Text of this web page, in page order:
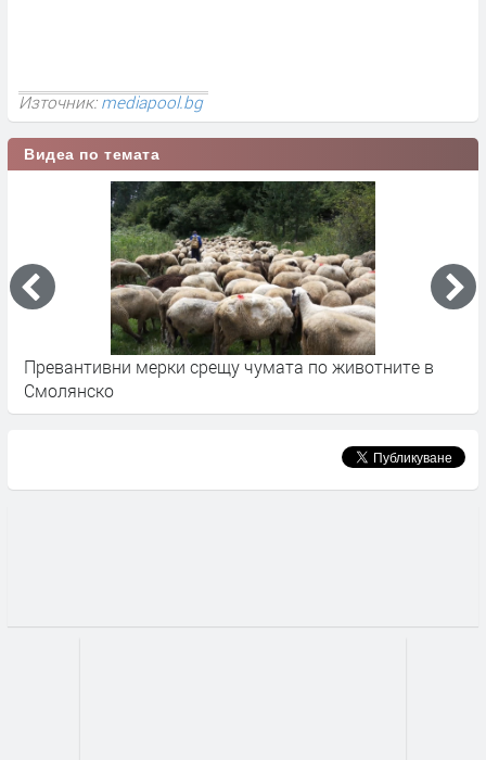
Източник:mediapool.bg
Видеа по темата
Превантивни мерки срещу чумата по животните в
Смолянско